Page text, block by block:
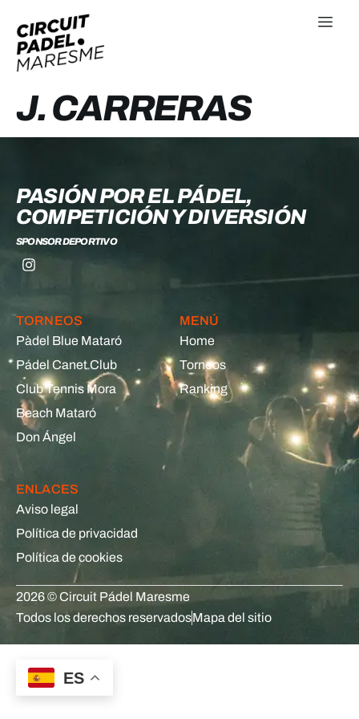
J. CARRERAS
PASIÓN POR EL PÁDEL,
COMPETICIÓN Y DIVERSIÓN
SPONSOR DEPORTIVO
TORNEOS
Pàdel Blue Mataró
Pádel Canet Club
Club Tennis Mora
Beach Mataró
Don Ángel
MENÚ
Home
Torneos
Ranking
ENLACES
Aviso legal
Política de privacidad
Política de cookies
2026 © Circuit Pádel Maresme
Todos los derechos reservadosMapa del sitio
ES